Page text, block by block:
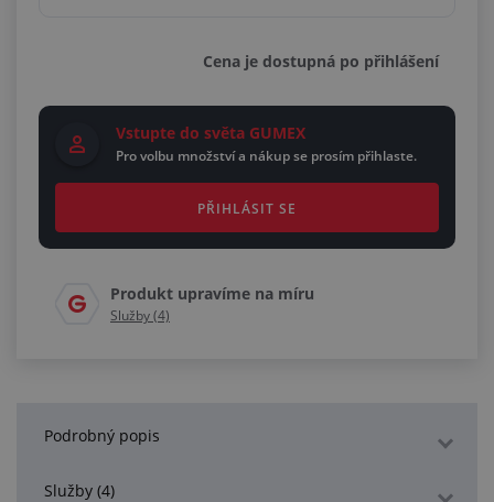
Cena je dostupná po přihlášení
Vstupte do světa GUMEX
Pro volbu množství a nákup se prosím přihlaste.
PŘIHLÁSIT SE
Produkt upravíme na míru
Služby (4)
Podrobný popis
Služby (4)